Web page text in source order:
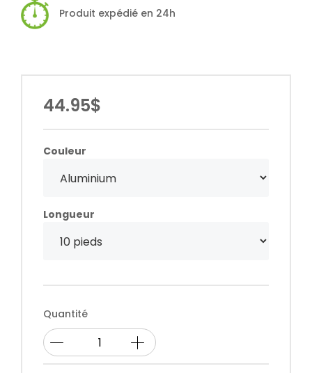
Produit expédié en 24h
44.95$
Couleur
Longueur
Quantité